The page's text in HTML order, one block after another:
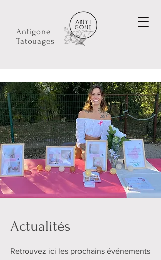
Antigone
Tatouages
Actualités
Retrouvez ici les prochains événements